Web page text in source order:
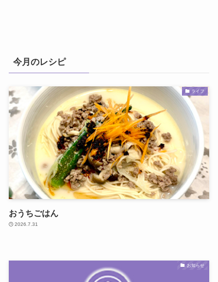
今月のレシピ
ライフ
おうちごはん
2026.7.31
お知らせ